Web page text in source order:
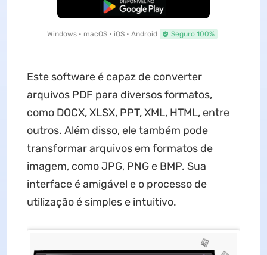
Baixar Grátis
Windows • macOS • iOS • Android Seguro 100%
Este software é capaz de converter
arquivos PDF para diversos formatos,
como DOCX, XLSX, PPT, XML, HTML, entre
outros. Além disso, ele também pode
transformar arquivos em formatos de
imagem, como JPG, PNG e BMP. Sua
interface é amigável e o processo de
utilização é simples e intuitivo.